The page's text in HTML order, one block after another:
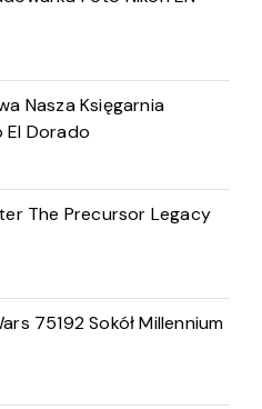
Nasza Księgarnia
El Dorado
The Precursor Legacy
75192 Sokół Millennium